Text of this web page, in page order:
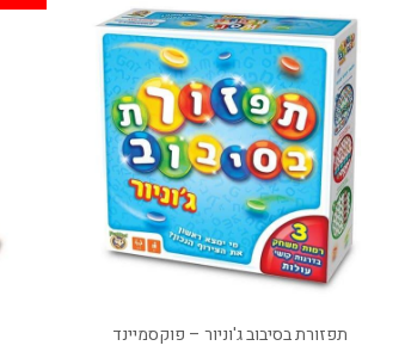
תפזורת בסיבוב ג'וניור – פוקסמיינד